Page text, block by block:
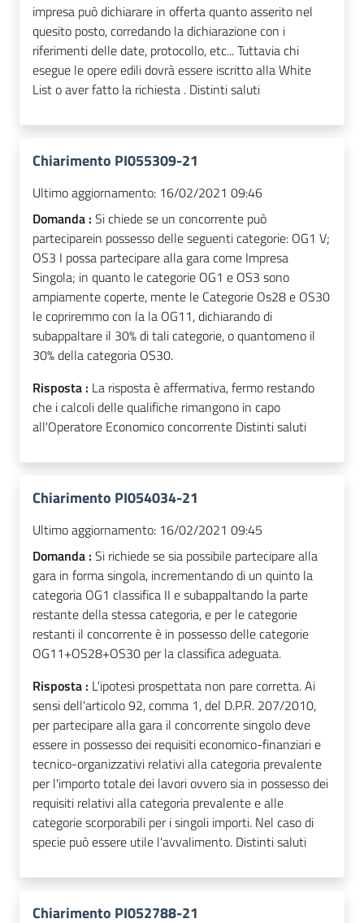
impresa può dichiarare in offerta quanto asserito nel
quesito posto, corredando la dichiarazione con i
riferimenti delle date, protocollo, etc... Tuttavia chi
esegue le opere edili dovrà essere iscritto alla White
List o aver fatto la richiesta . Distinti saluti
Chiarimento PI055309-21
Ultimo aggiornamento: 16/02/2021 09:46
Domanda : Si chiede se un concorrente può
parteciparein possesso delle seguenti categorie: OG1 V;
OS3 I possa partecipare alla gara come Impresa
Singola; in quanto le categorie OG1 e OS3 sono
ampiamente coperte, mente le Categorie Os28 e OS30
le copriremmo con la la OG11, dichiarando di
subappaltare il 30% di tali categorie, o quantomeno il
30% della categoria OS30.
Risposta : La risposta è affermativa, fermo restando
che i calcoli delle qualifiche rimangono in capo
all'Operatore Economico concorrente Distinti saluti
Chiarimento PI054034-21
Ultimo aggiornamento: 16/02/2021 09:45
Domanda : Si richiede se sia possibile partecipare alla
gara in forma singola, incrementando di un quinto la
categoria OG1 classifica II e subappaltando la parte
restante della stessa categoria, e per le categorie
restanti il concorrente è in possesso delle categorie
OG11+OS28+OS30 per la classifica adeguata.
Risposta : L'ipotesi prospettata non pare corretta. Ai
sensi dell'articolo 92, comma 1, del D.P.R. 207/2010,
per partecipare alla gara il concorrente singolo deve
essere in possesso dei requisiti economico-finanziari e
tecnico-organizzativi relativi alla categoria prevalente
per l'importo totale dei lavori ovvero sia in possesso dei
requisiti relativi alla categoria prevalente e alle
categorie scorporabili per i singoli importi. Nel caso di
specie può essere utile l'avvalimento. Distinti saluti
Chiarimento PI052788-21